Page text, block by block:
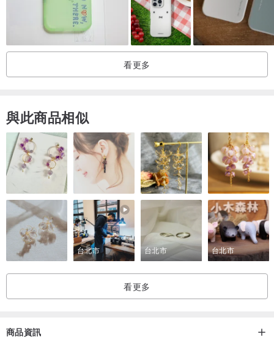
⦿ 本商品圖案設計、顏色搭配皆經過原廠審核，具設計版權，恕不提
供換圖、換底殼顏色服務
⦿ 隨貨附贈原殼色Bubble鏡頭框及按鍵，如需其他顏色可另外加購
看更多
與此商品相似
台北市 台北市 台北市
看更多
商品資訊